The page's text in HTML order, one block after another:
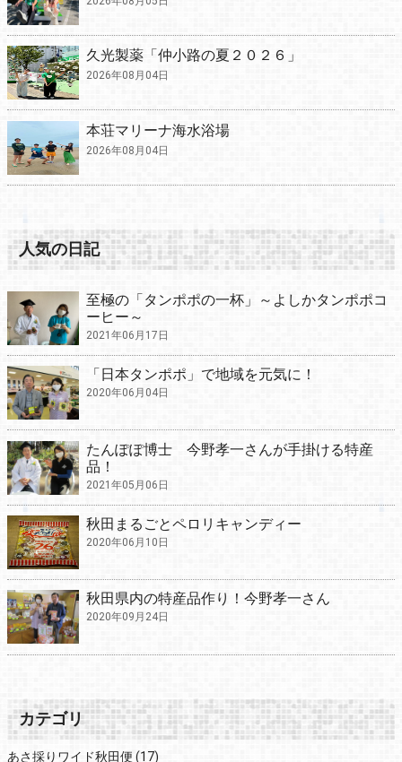
久光製薬「仲小路の夏２０２６」
2026年08月04日
本荘マリーナ海水浴場
2026年08月04日
人気の日記
至極の「タンポポの一杯」～よしかタンポポコ
ーヒー～
2021年06月17日
「日本タンポポ」で地域を元気に！
2020年06月04日
たんぽぽ博士 今野孝一さんが手掛ける特産
品！
2021年05月06日
秋田まるごとペロリキャンディー
2020年06月10日
秋田県内の特産品作り！今野孝一さん
2020年09月24日
カテゴリ
あさ採りワイド秋田便 (17)